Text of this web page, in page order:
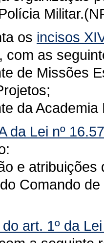
os incisos
, com as
de Missões
da
da Lei nº
e
Comando
art. 1º da